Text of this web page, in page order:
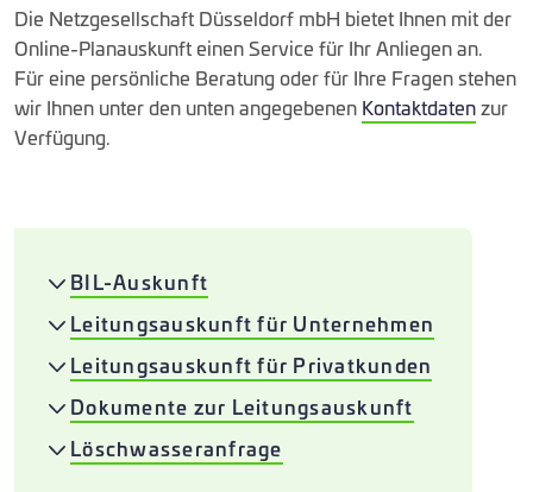
Die Netzgesellschaft Düsseldorf mbH bietet Ihnen mit der
Online-Planauskunft einen Service für Ihr Anliegen an.
Für eine persönliche Beratung oder für Ihre Fragen stehen
wir Ihnen unter den unten angegebenen Kontaktdatenzur
Verfügung.
BIL-Auskunft
Leitungsauskunft für Unternehmen
Leitungsauskunft für Privatkunden
Dokumente zur Leitungsauskunft
Löschwasseranfrage